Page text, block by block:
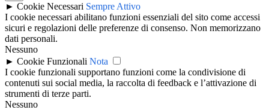
► Cookie Necessari Sempre Attivo
I cookie necessari abilitano funzioni essenziali del sito come accessi
sicuri e regolazioni delle preferenze di consenso. Non memorizzano
dati personali.
Nessuno
► Cookie Funzionali Nota
I cookie funzionali supportano funzioni come la condivisione di
contenuti sui social media, la raccolta di feedback e l’attivazione di
strumenti di terze parti.
Nessuno